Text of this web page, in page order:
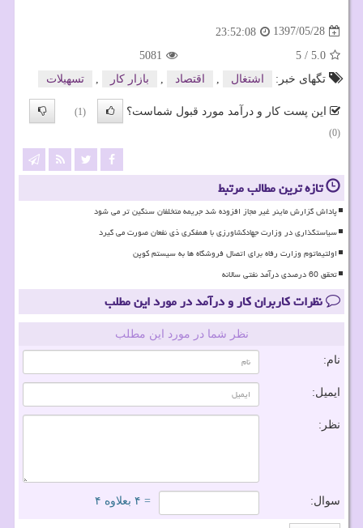
1397/05/28
23:52:08
5.0
/
5
5081
تگهای خبر:
اشتغال , اقتصاد , بازار كار , تسهیلات
این پست کار و درآمد مورد قبول شماست؟
(1)
(0)
تازه ترین مطالب مرتبط
پاداش گزارش ماینر غیر مجاز افزوده شد جریمه متخلفان سنگین تر می شود
سیاستگذاری در وزارت جهادکشاورزی با همفکری ذی نفعان صورت می گیرد
اولتیماتوم وزارت رفاه برای اتصال فروشگاه ها به سیستم کوپن
تحقق 60 درصدی درآمد نفتی سالانه
نظرات کاربران کار و درآمد در مورد این مطلب
نظر شما در مورد این مطلب
نام:
ایمیل:
نظر:
سوال: = ۴ بعلاوه ۴